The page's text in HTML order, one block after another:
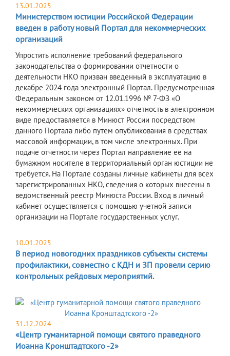
13.01.2025
Министерством юстиции Российской Федерации
введен в работу новый Портал для некоммерческих
организаций
Упростить исполнение требований федерального
законодательства о формировании отчетности о
деятельности НКО призван введенный в эксплуатацию в
декабре 2024 года электронный Портал. Предусмотренная
Федеральным законом от 12.01.1996 № 7-ФЗ «О
некоммерческих организациях» отчетность в электронном
виде предоставляется в Минюст России посредством
данного Портала либо путем опубликования в средствах
массовой информации, в том числе электронных. При
подаче отчетности через Портал направление ее на
бумажном носителе в территориальный орган юстиции не
требуется. На Портале созданы личные кабинеты для всех
зарегистрированных НКО, сведения о которых внесены в
ведомственный реестр Минюста России. Вход в личный
кабинет осуществляется с помощью учетной записи
организации на Портале государственных услуг.
10.01.2025
В период новогодних праздников субъекты системы
профилактики, совместно с КДН и ЗП провели серию
контрольных рейдовых мероприятий.
31.12.2024
«Центр гуманитарной помощи святого праведного
Иоанна Кронштадтского -2»